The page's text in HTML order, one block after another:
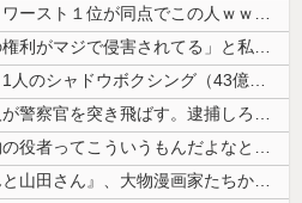
日本をダメにした総理大臣、ワースト１位が同点でこの人ｗｗｗｗｗｗ
愛煙家・岸谷蘭丸「喫煙者の権利がマジで侵害されてる」と私見 「いくら税...
【悲報】集英社オンライン、1人のシャドウボクシング（43億注文）によっ...
【動画】名古屋栄で不良外人が警察官を突き飛ばす。逮捕しろやｗｗｗ
【画像】吉岡里帆さん、本物の役者ってこういうもんだよなと話題に
【朗報】話題作『みいちゃんと山田さん』、大物漫画家たちから絶賛されるw...